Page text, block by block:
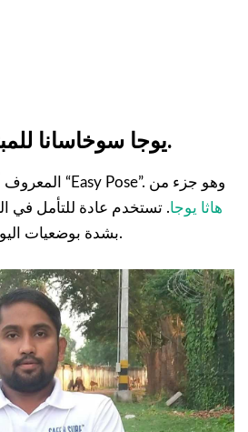
يوجا سوخاسانا للمبتدئين في المنزل.
“Sukhasana” المعروف أيضًا باسم “Easy Pose”. وهو جزء من
هاثا يوجا. تستخدم عادة للتأمل في
بشدة بوضعيات اليوجا للمبتدئين في المنزل.